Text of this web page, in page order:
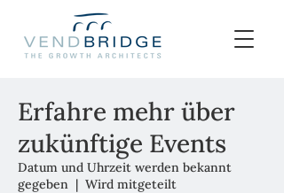
Erfahre mehr über
zukünftige Events
Datum und Uhrzeit werden bekannt
gegeben
  |
Wird mitgeteilt